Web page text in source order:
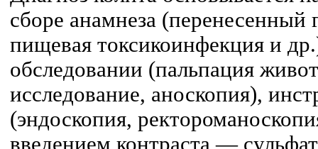
сборе анамнеза (перенесенный
пищевая токсикоинфекция и
обследовании (пальпация
исследование, аноскопия),
(эндоскопия,
введением контраста —